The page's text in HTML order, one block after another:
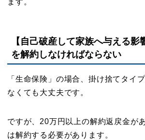
【自己破産して家族へ与える
を解約しなければならない
「生命保険」の場合、掛け捨てタイ
なくても大丈夫です。
ですが、20万円以上の解約返戻金が
は解約する必要があります。